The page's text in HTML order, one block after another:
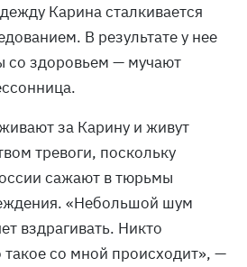
Карина сталкивается
В результате у нее
со здоровьем — мучают
за Карину и живут
тревоги, поскольку
сажают в тюрьмы
«Небольшой шум
вздрагивать. Никто
такое со мной происходит», —